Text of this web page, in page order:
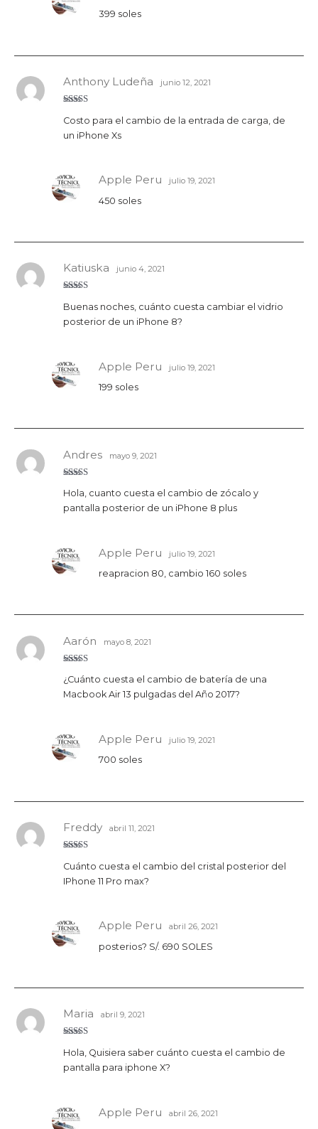
399 soles
con5de 5
Anthony Ludeña junio 12, 2021
Costo para el cambio de la entrada de carga, de
un iPhone Xs
Apple Peru julio 19, 2021
450 soles
con5de 5
Katiuska junio 4, 2021
Buenas noches, cuánto cuesta cambiar el vidrio
posterior de un iPhone 8?
Apple Peru julio 19, 2021
199 soles
con4de
Andres mayo 9, 2021
Hola, cuanto cuesta el cambio de zócalo y
pantalla posterior de un iPhone 8 plus
Apple Peru julio 19, 2021
reapracion 80, cambio 160 soles
con5de 5
Aarón mayo 8, 2021
¿Cuánto cuesta el cambio de batería de una
Macbook Air 13 pulgadas del Año 2017?
Apple Peru julio 19, 2021
700 soles
con5de 5
Freddy abril 11, 2021
Cuánto cuesta el cambio del cristal posterior del
IPhone 11 Pro max?
Apple Peru abril 26, 2021
posterios? S/. 690 SOLES
con5de 5
Maria abril 9, 2021
Hola, Quisiera saber cuánto cuesta el cambio de
pantalla para iphone X?
Apple Peru abril 26, 2021